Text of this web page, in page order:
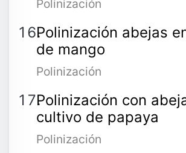
Polinización
Polinización abejas
de mango
Polinización
Polinización con
cultivo de papaya
Polinización